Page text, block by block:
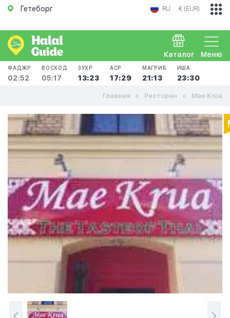
Гетеборг RU € (EUR)
Меню
Каталог
ФАДЖР
02:52
ВОСХОД
05:17
ЗУХР
13:23
АСР
17:29
МАГРИБ
21:13
ИША
23:30
Главная Ресторан Mae Krua